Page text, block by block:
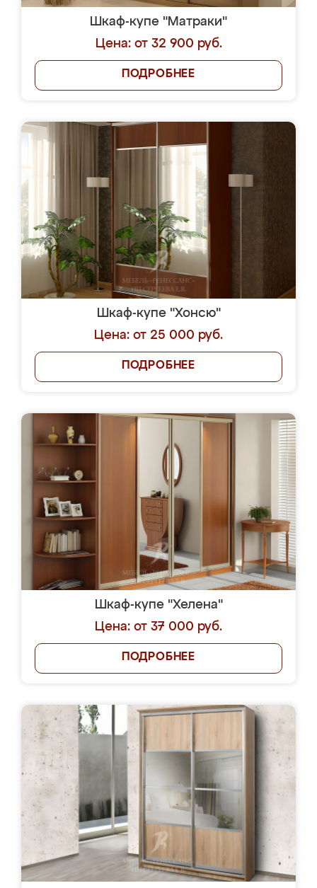
Шкаф-купе "Матраки"
Цена: от 32 900 руб.
ПОДРОБНЕЕ
Шкаф-купе "Хонсю"
Цена: от 25 000 руб.
ПОДРОБНЕЕ
Шкаф-купе "Хелена"
Цена: от 37 000 руб.
ПОДРОБНЕЕ